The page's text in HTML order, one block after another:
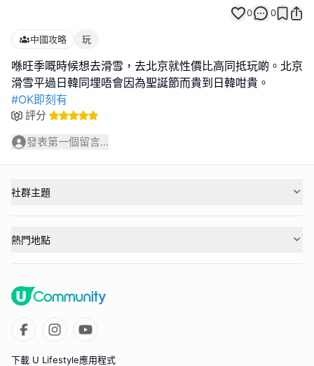
0 0
中國攻略 玩
喺旺季嘅時候想去滑雪，去北京就性價比高同抵玩啲。北京
#OK即刻有
評分
發表第一個留言...
社群主題
熱門地點
下載 U Lifestyle應用程式